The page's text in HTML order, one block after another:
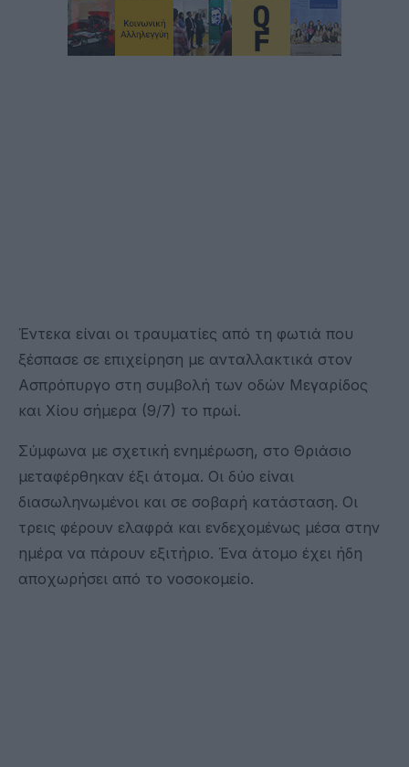
Έντεκα είναι οι τραυματίες από τη φωτιά που
ξέσπασε σε επιχείρηση με ανταλλακτικά στον
Ασπρόπυργο στη συμβολή των οδών Μεγαρίδος
και Χίου σήμερα (9/7) το πρωί.
Σύμφωνα με σχετική ενημέρωση, στο Θριάσιο
μεταφέρθηκαν έξι άτομα. Οι δύο είναι
διασωληνωμένοι και σε σοβαρή κατάσταση. Οι
τρεις φέρουν ελαφρά και ενδεχομένως μέσα στην
ημέρα να πάρουν εξιτήριο. Ένα άτομο έχει ήδη
αποχωρήσει από το νοσοκομείο.